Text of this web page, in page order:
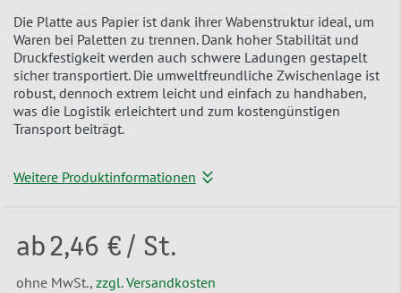
Die Platte aus Papier ist dank ihrer Wabenstruktur ideal, um
Waren bei Paletten zu trennen. Dank hoher Stabilität und
Druckfestigkeit werden auch schwere Ladungen gestapelt
sicher transportiert. Die umweltfreundliche Zwischenlage ist
robust, dennoch extrem leicht und einfach zu handhaben,
was die Logistik erleichtert und zum kostengünstigen
Transport beiträgt.
Weitere Produktinformationen
ab2,46 € / St.
ohne MwSt., zzgl. Versandkosten